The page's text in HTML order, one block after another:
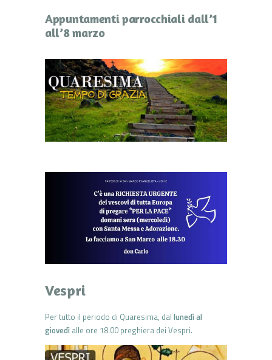
CONTATTI
LOGIN
Appuntamenti parrocchiali dall’1
all’8 marzo
Vespri
Per tutto il periodo di Quaresima, dal lunedì al
giovedì alle ore 18.00 preghiera dei Vespri.